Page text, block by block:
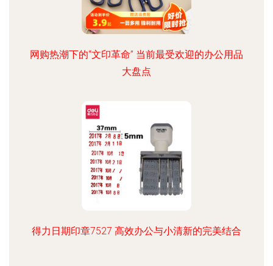
网购热潮下的“文印革命” 当前最受欢迎的办公用品
大盘点
得力日期印章7527 高效办公与小清新的完美结合